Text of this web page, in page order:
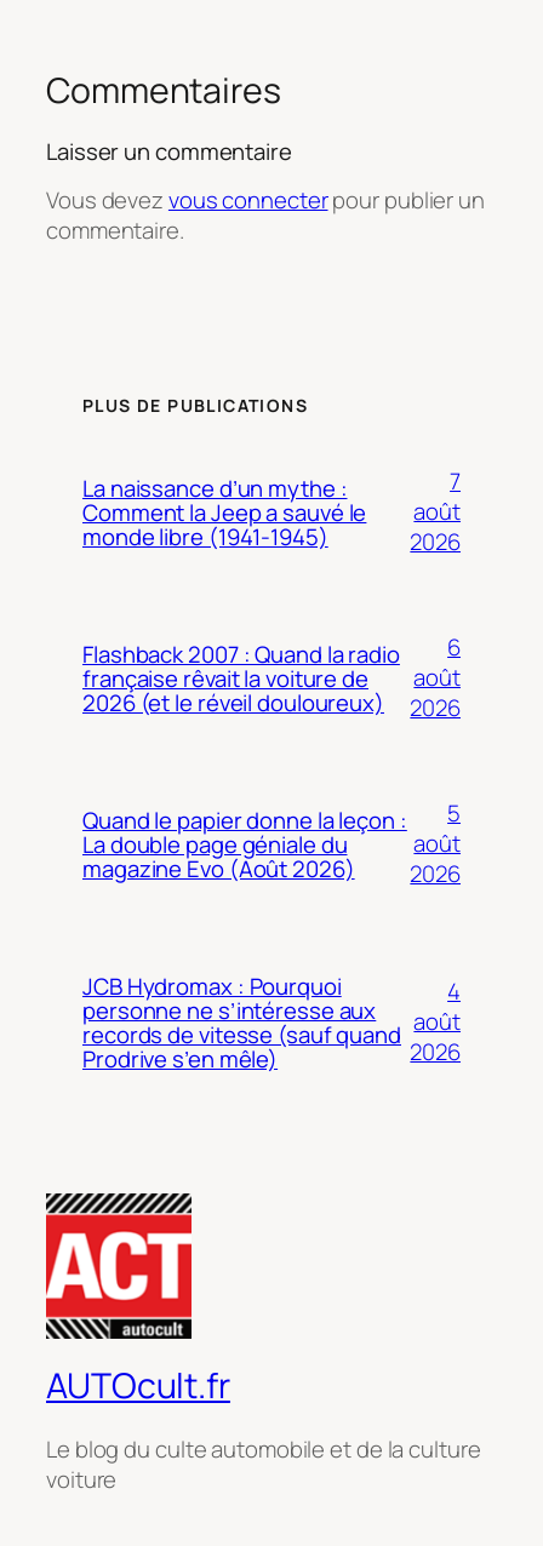
Commentaires
Laisser un commentaire
Vous devezvous connecterpour publier un
commentaire.
PLUS DE PUBLICATIONS
La naissance d’un mythe :
Comment la Jeep a sauvé le
monde libre (1941-1945)
7
août
2026
Flashback 2007 : Quand la radio
française rêvait la voiture de
2026 (et le réveil douloureux)
6
août
2026
Quand le papier donne la leçon :
La double page géniale du
magazine Evo (Août 2026)
5
août
2026
JCB Hydromax : Pourquoi
personne ne s’intéresse aux
records de vitesse (sauf quand
Prodrive s’en mêle)
4
août
2026
AUTOcult.fr
Le blog du culte automobile et de la culture
voiture